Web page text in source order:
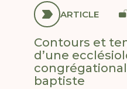
ARTICLE
Contours et
d’une
baptiste